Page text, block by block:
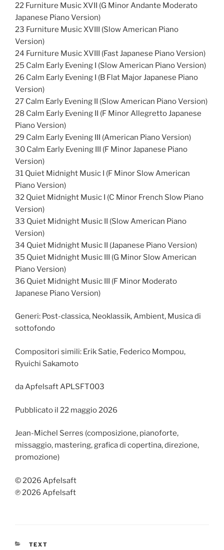
22 Furniture Music XVII (G Minor Andante Moderato
Japanese Piano Version)
23 Furniture Music XVIII (Slow American Piano
Version)
24 Furniture Music XVIII (Fast Japanese Piano Version)
25 Calm Early Evening I (Slow American Piano Version)
26 Calm Early Evening I (B Flat Major Japanese Piano
Version)
27 Calm Early Evening II (Slow American Piano Version)
28 Calm Early Evening II (F Minor Allegretto Japanese
Piano Version)
29 Calm Early Evening III (American Piano Version)
30 Calm Early Evening III (F Minor Japanese Piano
Version)
31 Quiet Midnight Music I (F Minor Slow American
Piano Version)
32 Quiet Midnight Music I (C Minor French Slow Piano
Version)
33 Quiet Midnight Music II (Slow American Piano
Version)
34 Quiet Midnight Music II (Japanese Piano Version)
35 Quiet Midnight Music III (G Minor Slow American
Piano Version)
36 Quiet Midnight Music III (F Minor Moderato
Japanese Piano Version)
Generi: Post-classica, Neoklassik, Ambient, Musica di
sottofondo
Compositori simili: Erik Satie, Federico Mompou,
Ryuichi Sakamoto
da Apfelsaft APLSFT003
Pubblicato il 22 maggio 2026
Jean-Michel Serres (composizione, pianoforte,
missaggio, mastering, grafica di copertina, direzione,
promozione)
© 2026 Apfelsaft
℗ 2026 Apfelsaft
CATEGORIES
TEXT